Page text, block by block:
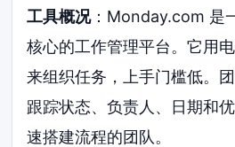
工具概况：Monday.com 是
核心的工作管理平台。它用
来组织任务，上手门槛低。
跟踪状态、负责人、日期和
速搭建流程的团队。